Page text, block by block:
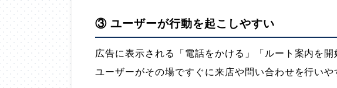
③ ユーザーが行動を起こしやすい
広告に表示される「電話をかける」「ルート案内を
ユーザーがその場ですぐに来店や問い合わせを行いや